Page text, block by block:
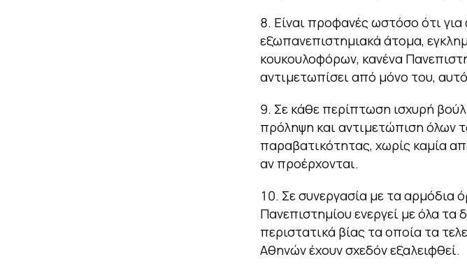
Είναι προφανές ωστόσο ότι
εξωπανεπιστημιακά άτομα,
κουκουλοφόρων, κανένα
αντιμετωπίσει από μόνο του,
Σε κάθε περίπτωση ισχυρή
πρόληψη και αντιμετώπιση όλων
παραβατικότητας, χωρίς καμία
αν προέρχονται.
Σε συνεργασία με τα αρμόδια
Πανεπιστημίου ενεργεί με όλα τα
περιστατικά βίας τα οποία τα
Αθηνών έχουν σχεδόν εξαλειφθεί.